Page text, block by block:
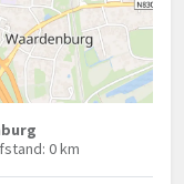
0 km